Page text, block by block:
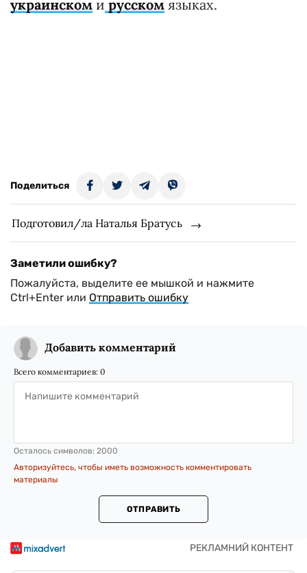
украинском и русском языках.
Поделиться
Подготовил/ла Наталья Братусь
Заметили ошибку?
Пожалуйста, выделите ее мышкой и нажмите
Ctrl+Enter или Отправить ошибку
Добавить комментарий
Всего комментариев: 0
Осталось символов: 2000
Авторизуйтесь, чтобы иметь возможность комментировать
материалы
ОТПРАВИТЬ